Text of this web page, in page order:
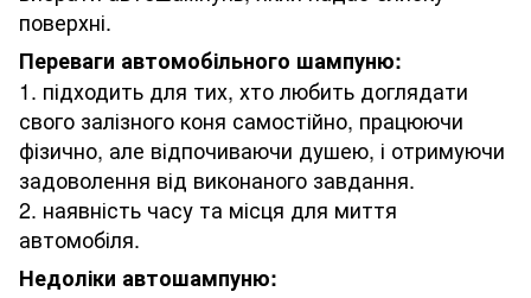
поверхні.
Переваги автомобільного шампуню:
1. підходить для тих, хто любить доглядати
свого залізного коня самостійно, працюючи
фізично, але відпочиваючи душею, і отримуючи
задоволення від виконаного завдання.
2. наявність часу та місця для миття
автомобіля.
Недоліки автошампуню: